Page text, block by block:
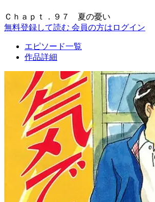
Ｃｈａｐｔ．９７ 夏の憂い
無料登録して読む 会員の方はログイン
エピソード一覧
作品詳細